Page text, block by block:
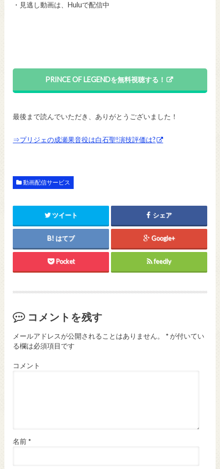
・見逃し動画は、Huluで配信中
PRINCE OF LEGENDを無料視聴する！
最後まで読んでいただき、ありがとうございました！
⇒プリジェの成瀬果音役は白石聖!演技評価は?
動画配信サービス
ツイート シェア
はてブ Google+
Pocket feedly
コメントを残す
メールアドレスが公開されることはありません。 *が付いてい
る欄は必須項目です
コメント
名前 *